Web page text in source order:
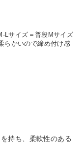
Lサイズ＝普段Mサイズ
らかいので締め付け感
持ち、柔軟性のある